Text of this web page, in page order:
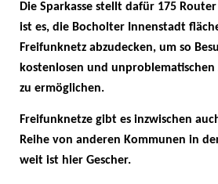
Die Sparkasse stellt dafür 175
ist es, die Bocholter Innenstadt
Freifunknetz abzudecken, um so
kostenlosen und
zu ermöglichen.
Freifunknetze gibt es inzwischen
Reihe von anderen Kommunen in
weit ist hier Gescher.